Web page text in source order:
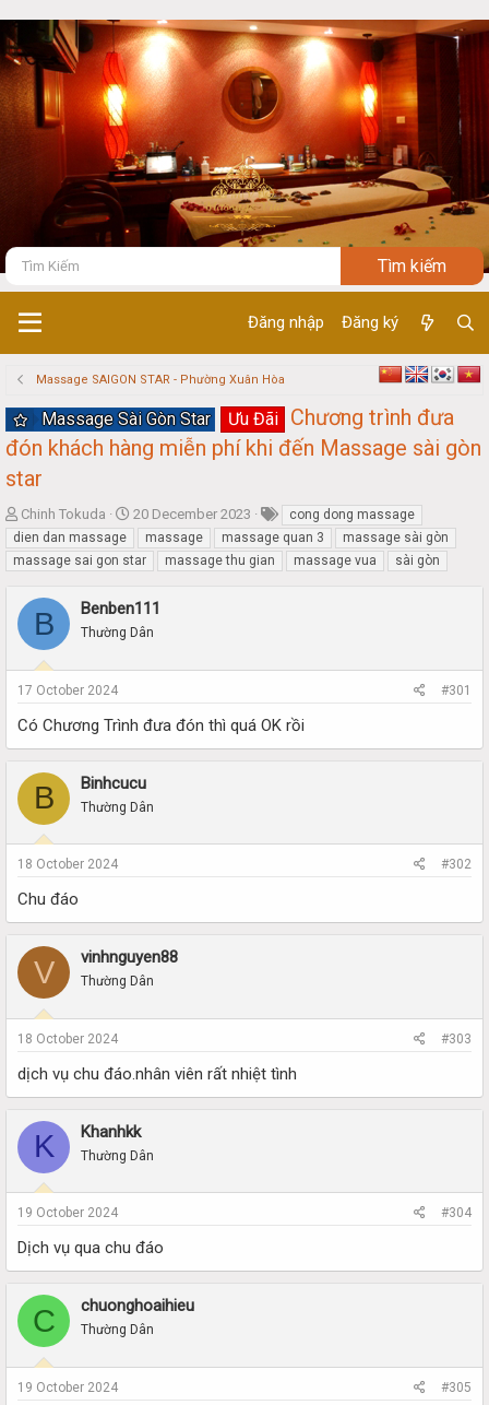
Đăng nhập Đăng ký
Massage SAIGON STAR - Phường Xuân Hòa
Massage Sài Gòn Star Ưu Đãi
Chương trình đưa
đón khách hàng miễn phí khi đến Massage sài gòn
star
T
h
r
e
d
s
a
r
e
r
Chinh Tokuda
S
t
a
r
d
a
e
20 December 2023
cong dong massage
dien dan massage
massage massage quan 3
massage sài gòn
massage sai gon star
massage thu gian massage vua sài gòn
B Benben111
Thường Dân
17 October 2024 #301
Có Chương Trình đưa đón thì quá OK rồi
B Binhcucu
Thường Dân
18 October 2024 #302
Chu đáo
V vinhnguyen88
Thường Dân
18 October 2024 #303
dịch vụ chu đáo.nhân viên rất nhiệt tình
K Khanhkk
Thường Dân
19 October 2024 #304
Dịch vụ qua chu đáo
C chuonghoaihieu
Thường Dân
19 October 2024 #305